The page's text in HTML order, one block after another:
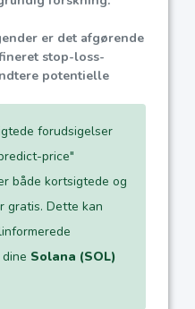
er det afgørende
stop-loss-
potentielle
forudsigelser
price"
både kortsigtede og
gratis. Dette kan
Solana (SOL)